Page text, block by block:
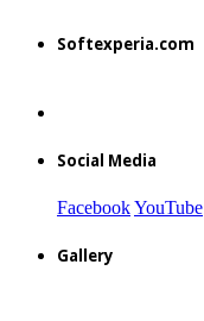
Softexperia.com
Social Media
FacebookYouTube
Gallery